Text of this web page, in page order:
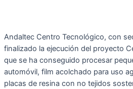
Andaltec Centro Tecnológico, con
finalizado la ejecución del proyecto
que se ha conseguido procesar
automóvil, film acolchado para uso
placas de resina con no tejidos